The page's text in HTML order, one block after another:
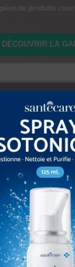
de produits
DÉCOUVRIR LA
couches pour
DÉCOUVRIR LA